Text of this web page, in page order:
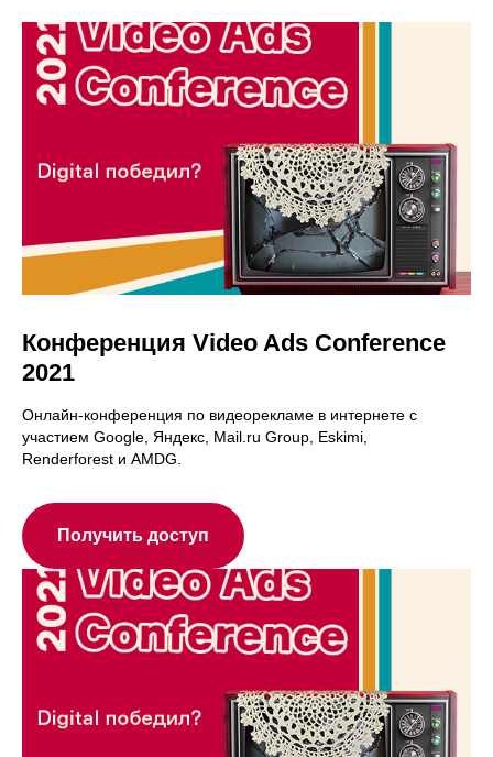
Конференция Video Ads Conference
2021
Онлайн-конференция по видеорекламе в интернете с
участием Google, Яндекс, Mail.ru Group, Eskimi,
Renderforest и AMDG.
Получить доступ